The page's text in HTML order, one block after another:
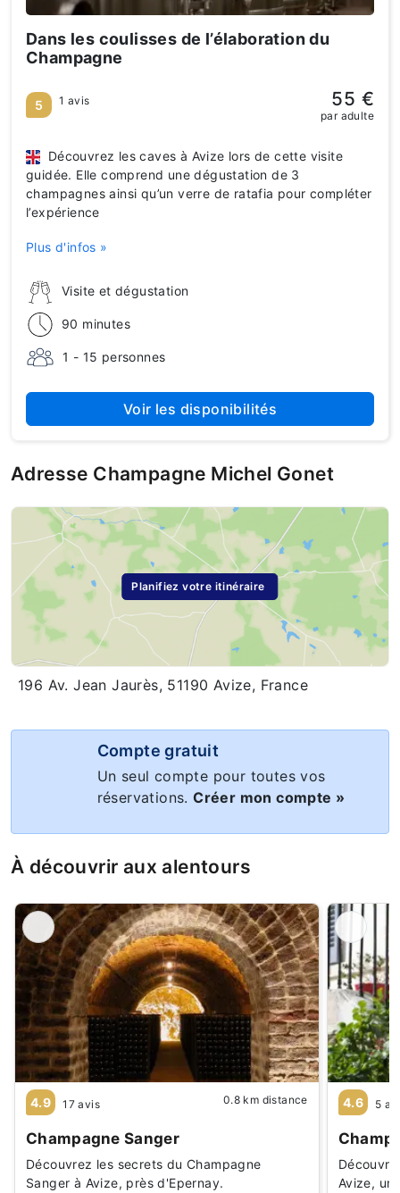
Dans les coulisses de l’élaboration du
Champagne
Visite et dégustation
90 minutes
1 - 15 personnes
Découvrez les caves à Avize lors de cette visite
guidée. Elle comprend une dégustation de 3
champagnes ainsi qu’un verre de ratafia pour compléter
l’expérience
Plus d'infos »
5 1 avis 55 €
par adulte
Voir les disponibilités
Adresse Champagne Michel Gonet
Planifiez votre itinéraire
196 Av. Jean Jaurès, 51190 Avize, France
Compte gratuit
Un seul compte pour toutes vos
réservations.Créer mon compte »
À découvrir aux alentours
4.9 17 avis 0.8 km distance
Champagne Sanger
Découvrez les secrets du Champagne
Sanger à Avize, près d'Epernay.
4.6 5
Avize, un